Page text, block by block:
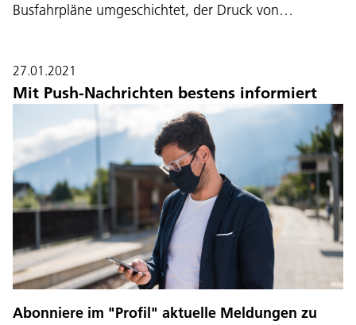
Busfahrpläne umgeschichtet, der Druck von…
27.01.2021
Mit Push-Nachrichten bestens informiert
Abonniere im "Profil" aktuelle Meldungen zu